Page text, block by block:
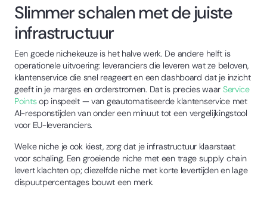
Slimmer schalen met de juiste
infrastructuur
Een goede nichekeuze is het halve werk. De andere helft is
operationele uitvoering: leveranciers die leveren wat ze beloven,
klantenservice die snel reageert en een dashboard dat je inzicht
geeft in je marges en orderstromen. Dat is precies waar Service
Pointsop inspeelt — van geautomatiseerde klantenservice met
AI-responstijden van onder een minuut tot een vergelijkingstool
voor EU-leveranciers.
Welke niche je ook kiest, zorg dat je infrastructuur klaarstaat
voor schaling. Een groeiende niche met een trage supply chain
levert klachten op; diezelfde niche met korte levertijden en lage
dispuutpercentages bouwt een merk.